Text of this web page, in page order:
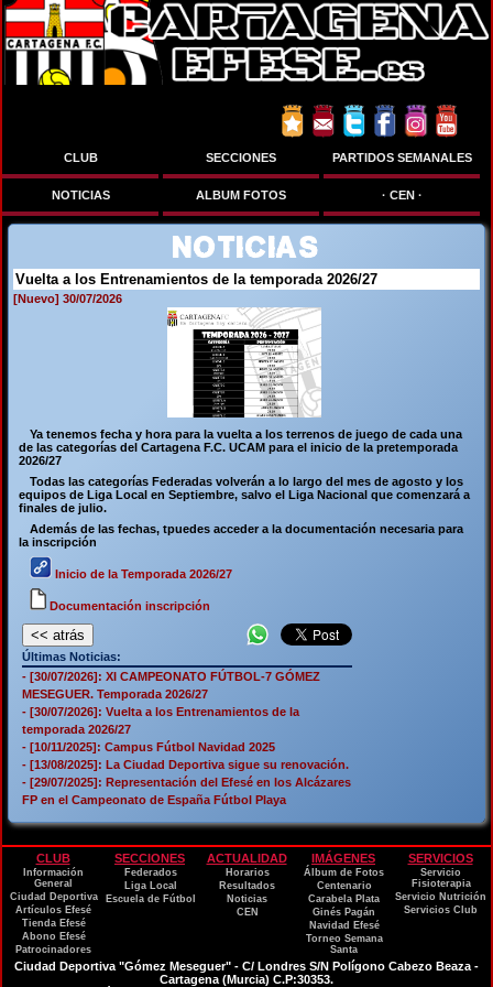
CLUB SECCIONES PARTIDOS SEMANALES
NOTICIAS ALBUM FOTOS · CEN ·
NOTICIAS
Vuelta a los Entrenamientos de la temporada 2026/27
[Nuevo] 30/07/2026
Ya tenemos fecha y hora para la vuelta a los terrenos de juego de cada una
de las categorías del Cartagena F.C. UCAM para el inicio de la pretemporada
2026/27
Todas las categorías Federadas volverán a lo largo del mes de agosto y los
equipos de Liga Local en Septiembre, salvo el Liga Nacional que comenzará a
finales de julio.
Además de las fechas, tpuedes acceder a la documentación necesaria para
la inscripción
Inicio de la Temporada 2026/27
Documentación inscripción
Últimas Noticias:
- [30/07/2026]: XI CAMPEONATO FÚTBOL-7 GÓMEZ
MESEGUER. Temporada 2026/27
- [30/07/2026]: Vuelta a los Entrenamientos de la
temporada 2026/27
- [10/11/2025]: Campus Fútbol Navidad 2025
- [13/08/2025]: La Ciudad Deportiva sigue su renovación.
- [29/07/2025]: Representación del Efesé en los Alcázares
FP en el Campeonato de España Fútbol Playa
CLUB
Información
General
Ciudad Deportiva
Artículos Efesé
Tienda Efesé
Abono Efesé
Patrocinadores
SECCIONES
Federados
Liga Local
Escuela de Fútbol
ACTUALIDAD
Horarios
Resultados
Noticias
CEN
IMÁGENES
Álbum de Fotos
Centenario
Carabela Plata
Ginés Pagán
Navidad Efesé
Torneo Semana
Santa
SERVICIOS
Servicio
Fisioterapia
Servicio Nutrición
Servicios Club
Ciudad Deportiva "Gómez Meseguer" - C/ Londres S/N Polígono Cabezo Beaza -
Cartagena (Murcia) C.P:30353.